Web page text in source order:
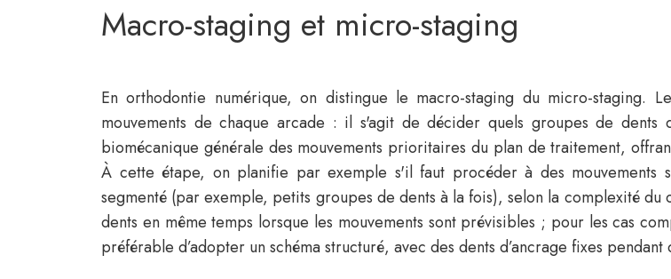
Macro-staging et micro-staging
En orthodontie numérique, on distingue le macro-staging du micro-staging.
mouvements de chaque arcade : il s'agit de décider quels groupes de
biomécanique générale des mouvements prioritaires du plan de traitement,
À cette étape, on planifie par exemple s'il faut procéder à des mouvements
segmenté (par exemple, petits groupes de dents à la fois), selon la complexité
dents en même temps lorsque les mouvements sont prévisibles ; pour les cas
préférable d’adopter un schéma structuré, avec des dents d’ancrage fixes pendant